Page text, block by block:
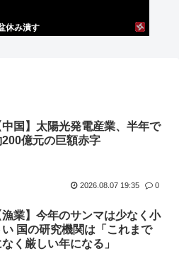
休み潰す
中国】太陽光発電産業、半年で
200億元の巨額赤字
2026.08.07 19:35 0
漁業】今年のサンマは少なく小
い 国の研究機関は「これまで
なく厳しい年になる」